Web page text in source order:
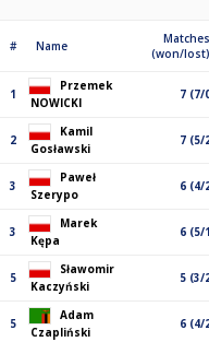
# Name
Matches
(won/lost)
1
Przemek
NOWICKI
7 (7/
2
Kamil
Gosławski
7 (5/
3
Paweł
Szerypo
6 (4/
3
Marek
Kępa
6 (5/
5
Sławomir
Kaczyński
5 (3/
5
Adam
Czapliński
6 (4/